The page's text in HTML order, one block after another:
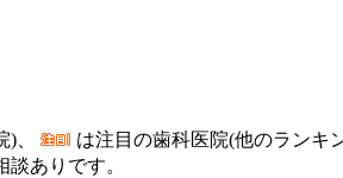
)、
は注目の歯科医院(他のランキ
談ありです。